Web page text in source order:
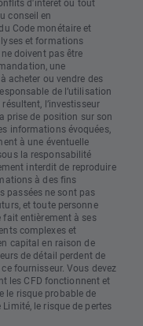
d'intérêt ou tout
conseil en
Code monétaire et
et formations
doivent pas être
une
acheter ou vendre des
de l’utilisation
l’investisseur
prise de position sur son
informations évoquées,
à une éventuelle
la responsabilité
interdit de reproduire
à des fins
passées ne sont pas
et toute personne
entièrement à ses
complexes et
capital en raison de
de détail perdent de
fournisseur. Vous devez
les CFD fonctionnent et
le risque probable de
le risque de pertes